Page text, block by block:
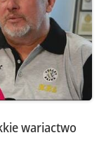
wariactwo